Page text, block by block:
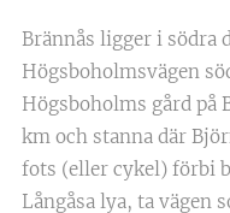
Brännås ligger i södra
Högsboholmsvägen
Högsboholms gård på
km och stanna där
fots (eller cykel) förbi
Långåsa lya, ta vägen